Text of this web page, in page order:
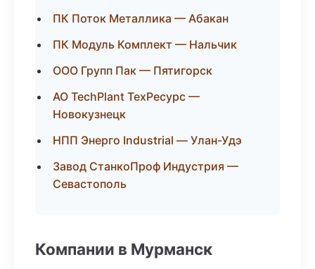
ПК Поток Металлика — Абакан
ПК Модуль Комплект — Нальчик
ООО Групп Пак — Пятигорск
АО TechPlant ТехРесурс —
Новокузнецк
НПП Энерго Industrial — Улан-Удэ
Завод СтанкоПроф Индустрия —
Севастополь
Компании в Мурманск